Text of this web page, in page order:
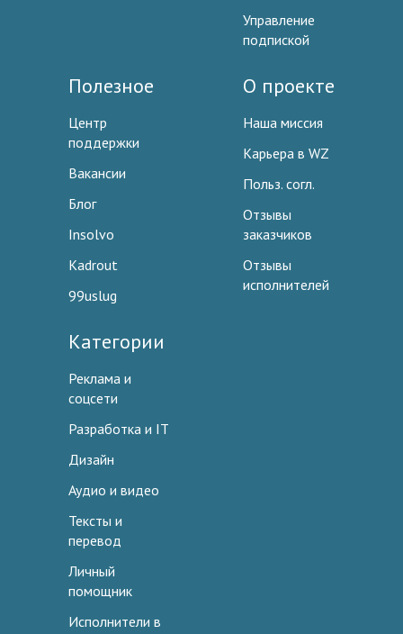
Управление
подпиской
Полезное
Центр
поддержки
Вакансии
Блог
Insolvo
Kadrout
99uslug
О проекте
Наша миссия
Карьера в WZ
Польз. согл.
Отзывы
заказчиков
Отзывы
исполнителей
Категории
Реклама и
соцсети
Разработка и IT
Дизайн
Аудио и видео
Тексты и
перевод
Личный
помощник
Исполнители в